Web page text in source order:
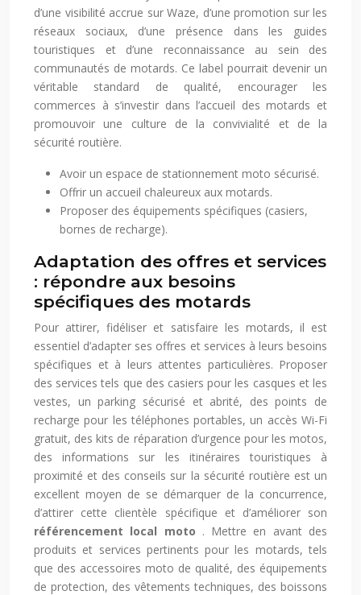
d’une visibilité accrue sur Waze, d’une promotion sur les
réseaux sociaux, d’une présence dans les guides
touristiques et d’une reconnaissance au sein des
communautés de motards. Ce label pourrait devenir un
véritable standard de qualité, encourager les
commerces à s’investir dans l’accueil des motards et
promouvoir une culture de la convivialité et de la
sécurité routière.
Avoir un espace de stationnement moto sécurisé.
Offrir un accueil chaleureux aux motards.
Proposer des équipements spécifiques (casiers,
bornes de recharge).
Adaptation des offres et services
: répondre aux besoins
spécifiques des motards
Pour attirer, fidéliser et satisfaire les motards, il est
essentiel d’adapter ses offres et services à leurs besoins
spécifiques et à leurs attentes particulières. Proposer
des services tels que des casiers pour les casques et les
vestes, un parking sécurisé et abrité, des points de
recharge pour les téléphones portables, un accès Wi-Fi
gratuit, des kits de réparation d’urgence pour les motos,
des informations sur les itinéraires touristiques à
proximité et des conseils sur la sécurité routière est un
excellent moyen de se démarquer de la concurrence,
d’attirer cette clientèle spécifique et d’améliorer son
référencement local moto . Mettre en avant des
produits et services pertinents pour les motards, tels
que des accessoires moto de qualité, des équipements
de protection, des vêtements techniques, des boissons